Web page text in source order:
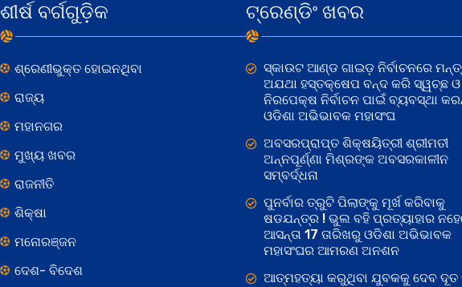
ଶୀର୍ଷ ବର୍ଗଗୁଡ଼ିକ
ଶ୍ରେଣୀଭୁକ୍ତ ହୋଇନଥିବା
ରାଜ୍ୟ
ମହାନଗର
ମୁଖ୍ୟ ଖବର
ରାଜନୀତି
ଶିକ୍ଷା
ମନୋରଞ୍ଜନ
ଦେଶ- ବିଦେଶ
ଟ୍ରେଣ୍ଡିଂ ଖବର
ସ୍କାଉଟ ଆଣ୍ଡ ଗାଇଡ଼ ନିର୍ବାଚନରେ
ଅଯଥା ହସ୍ତକ୍ଷେପ ବନ୍ଦ କରି ସ୍ୱଚ୍ଛ ଓ
ନିରପେକ୍ଷ ନିର୍ବାଚନ ପାଇଁ ବ୍ୟବସ୍ଥା
ଓଡିଶା ଅଭିଭାବକ ମହାସଂଘ
ଅବସରପ୍ରାପ୍ତ ଶିକ୍ଷୟିତ୍ରୀ ଶ୍ରୀମତୀ
ଅନ୍ନପୂର୍ଣ୍ଣା ମିଶ୍ରଙ୍କ ଅବସରକାଳୀନ
ସମ୍ବର୍ଦ୍ଧନା
ପୁନର୍ବାର ତ୍ରୁଟି ପିଲାଙ୍କୁ ମୂର୍ଖ କରିବାକୁ
ଷଡଯନ୍ତ୍ର ! ଭୁଲ ବହି ପ୍ରତ୍ୟାହାର
ଆସନ୍ତା 17 ତାରିଖରୁ ଓଡିଶା ଅଭିଭାବକ
ମହାସଂଘର ଆମରଣ ଅନଶନ
ଆତ୍ମହତ୍ୟା କରୁଥିବା ଯୁବକକୁ ଦେବ ଦୂତ